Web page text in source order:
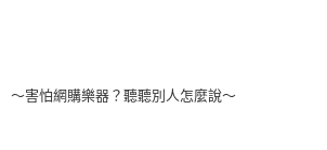
～害怕網購樂器？聽聽別人怎麼說～